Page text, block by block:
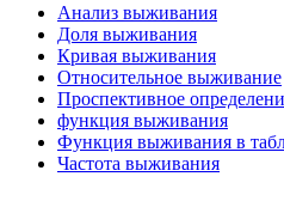
Анализ выживания
Доля выживания
Кривая выживания
Относительное выживание
Проспективное
функция выживания
Функция выживания в
Частота выживания